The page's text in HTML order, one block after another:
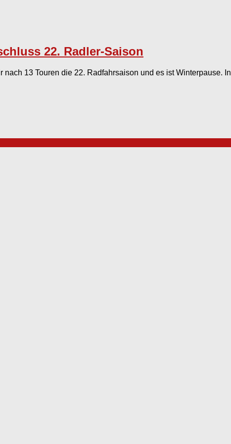
22. Radler-Saison
nach 13 Touren die 22. Radfahrsaison und es ist Winterpause.